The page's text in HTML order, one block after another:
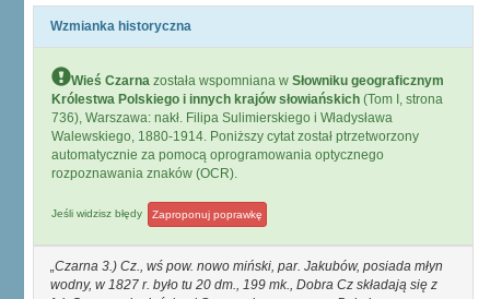
Wzmianka historyczna
Wieś Czarna została wspomniana w Słowniku geograficznym
Królestwa Polskiego i innych krajów słowiańskich (Tom I, strona
736), Warszawa: nakł. Filipa Sulimierskiego i Władysława
Walewskiego, 1880-1914. Poniższy cytat został ptrzetworzony
automatycznie za pomocą oprogramowania optycznego
rozpoznawania znaków (OCR).
Jeśli widzisz błędy Zaproponuj poprawkę
Czarna 3.) Cz., wś pow. nowo miński, par. Jakubów, posiada młyn
wodny, w 1827 r. było tu 20 dm., 199 mk., Dobra Cz składają się z